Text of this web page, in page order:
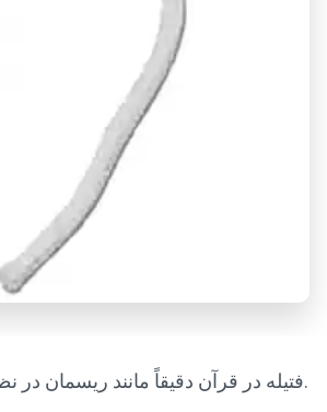
فتیله در قرآن دقیقاً مانند ریسمان در نظریه ریسمان است.